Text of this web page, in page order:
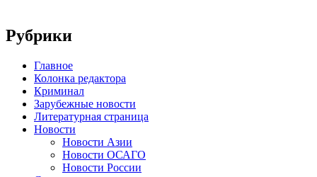
Рубрики
Главное
Колонка редактора
Криминал
Зарубежные новости
Литературная страница
Новости
Новости Азии
Новости ОСАГО
Новости России